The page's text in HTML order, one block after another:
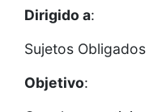
Dirigido a:
Sujetos Obligados
Objetivo: